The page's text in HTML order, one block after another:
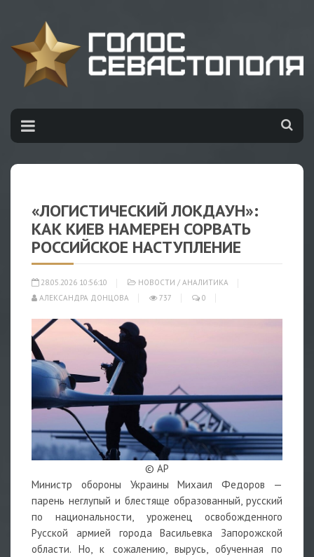
«ЛОГИСТИЧЕСКИЙ ЛОКДАУН»:
КАК КИЕВ НАМЕРЕН СОРВАТЬ
РОССИЙСКОЕ НАСТУПЛЕНИЕ
28.05.2026 10:56:10 НОВОСТИ / АНАЛИТИКА
АЛЕКСАНДРА ДОНЦОВА
737 0
© AP
Министр обороны Украины Михаил Федоров —
парень неглупый и блестяще образованный, русский
по национальности, уроженец освобожденного
Русской армией города Васильевка Запорожской
области. Но, к сожалению, вырусь, обученная по